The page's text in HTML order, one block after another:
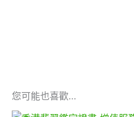
您可能也喜歡…